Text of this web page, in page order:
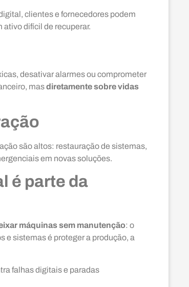
clientes e fornecedores podem
difícil de recuperar.
desativar alarmes ou comprometer
masdiretamente sobre vidas
são altos: restauração de sistemas,
em novas soluções.
é parte da
máquinas sem manutenção: o
e sistemas é proteger a produção, a
falhas digitais e paradas